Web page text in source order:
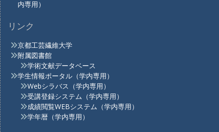
内専用）
リンク
京都工芸繊維大学
附属図書館
学術文献データベース
学生情報ポータル（学内専用）
Webシラバス（学内専用）
受講登録システム（学内専用）
成績閲覧WEBシステム（学内専用）
学年暦（学内専用）